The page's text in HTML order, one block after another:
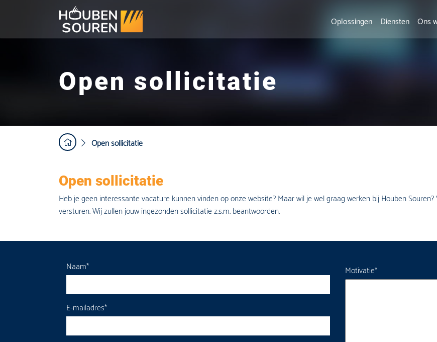
Oplossingen Diensten Ons
Open sollicitatie
Open sollicitatie
Open sollicitatie
Heb je geen interessante vacature kunnen vinden op onze website? Maar wil je wel graag werken bij Houben
versturen. Wij zullen jouw ingezonden sollicitatie z.s.m. beantwoorden.
Naam*
E-mailadres*
Motivatie*